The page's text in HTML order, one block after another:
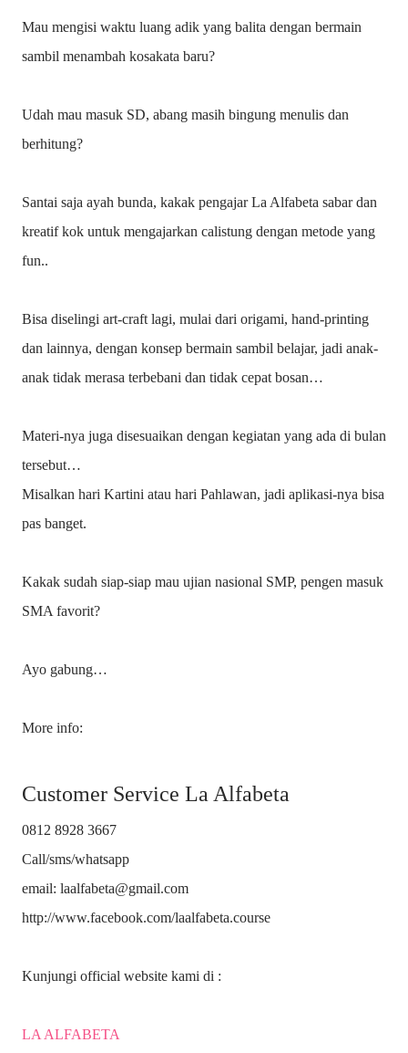
Mau mengisi waktu luang adik yang balita dengan bermain
sambil menambah kosakata baru?
Udah mau masuk SD, abang masih bingung menulis dan
berhitung?
Santai saja ayah bunda, kakak pengajar La Alfabeta sabar dan
kreatif kok untuk mengajarkan calistung dengan metode yang
fun..
Bisa diselingi art-craft lagi, mulai dari origami, hand-printing
dan lainnya, dengan konsep bermain sambil belajar, jadi anak-
anak tidak merasa terbebani dan tidak cepat bosan…
Materi-nya juga disesuaikan dengan kegiatan yang ada di bulan
tersebut…
Misalkan hari Kartini atau hari Pahlawan, jadi aplikasi-nya bisa
pas banget.
Kakak sudah siap-siap mau ujian nasional SMP, pengen masuk
SMA favorit?
Ayo gabung…
More info:
Customer Service La Alfabeta
0812 8928 3667
Call/sms/whatsapp
email: laalfabeta@gmail.com
http://www.facebook.com/laalfabeta.course
Kunjungi official website kami di :
LA ALFABETA